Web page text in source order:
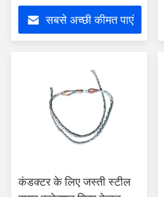
Rated Capacity
सबसे अच्छी कीमत पाएं
कंडक्टर के लिए जस्ती स्टील